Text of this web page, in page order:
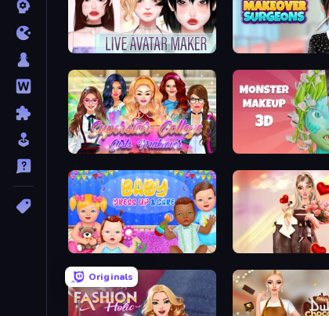
Live Avatar Maker: Girls Makeover Surgeons
Superstar College Girls Makeover Monster Makeup 3D
Baby Dress Up GRWM Date Night
Originals